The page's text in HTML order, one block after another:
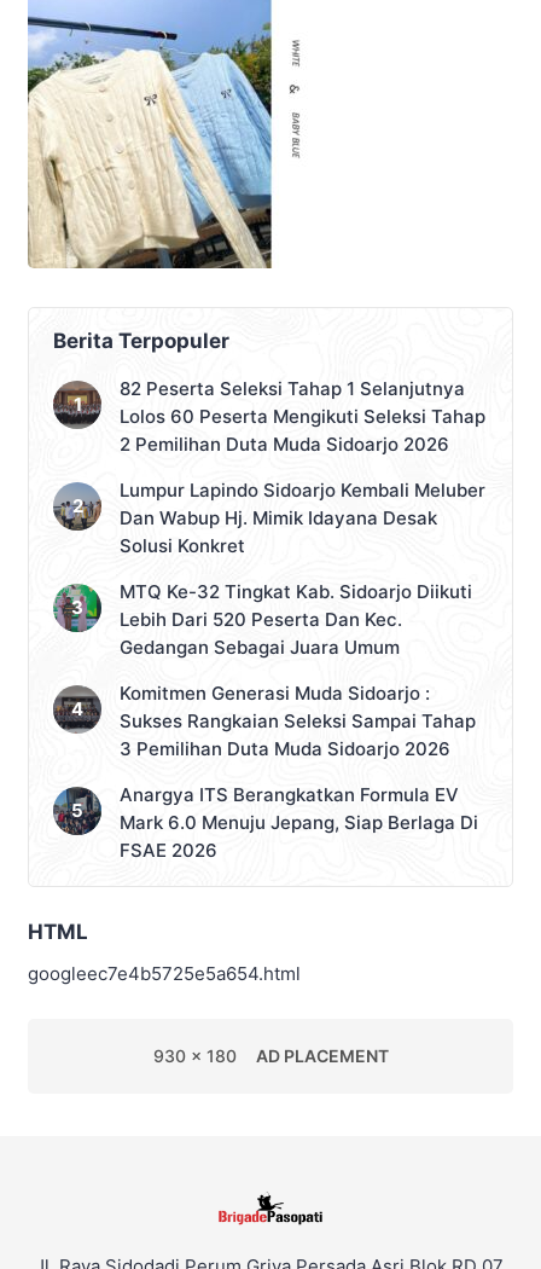
Berita Terpopuler
82 Peserta Seleksi Tahap 1 Selanjutnya
Lolos 60 Peserta Mengikuti Seleksi Tahap
2 Pemilihan Duta Muda Sidoarjo 2026
Lumpur Lapindo Sidoarjo Kembali Meluber
Dan Wabup Hj. Mimik Idayana Desak
Solusi Konkret
MTQ Ke-32 Tingkat Kab. Sidoarjo Diikuti
Lebih Dari 520 Peserta Dan Kec.
Gedangan Sebagai Juara Umum
Komitmen Generasi Muda Sidoarjo :
Sukses Rangkaian Seleksi Sampai Tahap
3 Pemilihan Duta Muda Sidoarjo 2026
Anargya ITS Berangkatkan Formula EV
Mark 6.0 Menuju Jepang, Siap Berlaga Di
FSAE 2026
HTML
googleec7e4b5725e5a654.html
930 x 180 AD PLACEMENT